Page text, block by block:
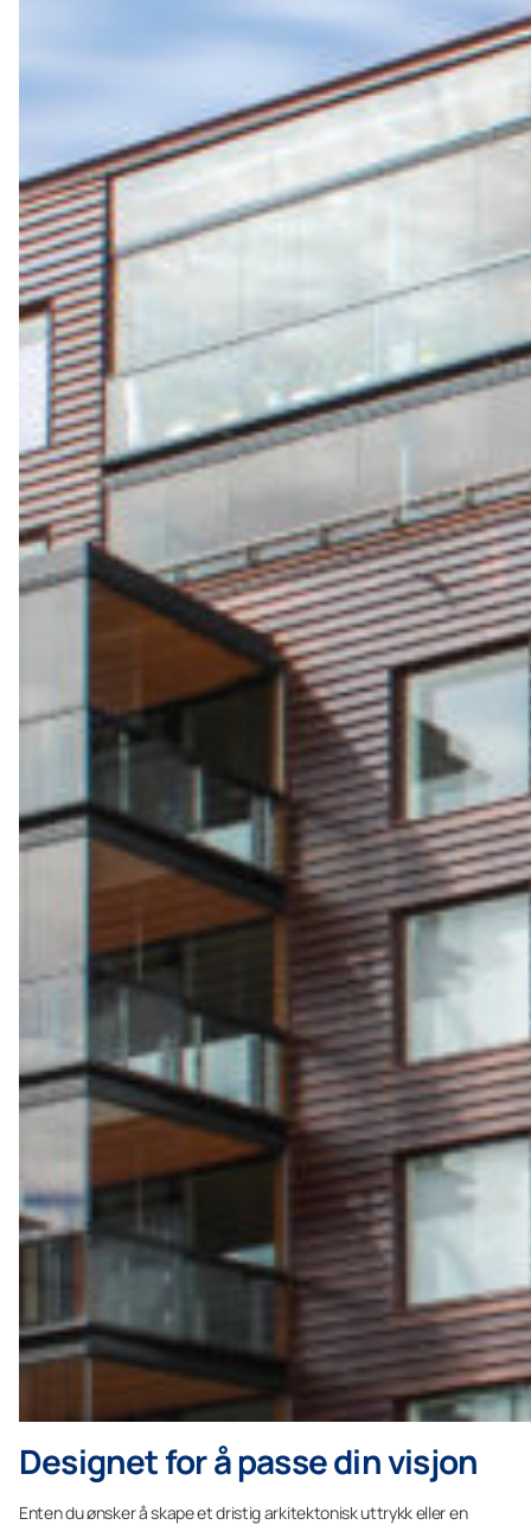
Designet for å passe din visjon
Enten du ønsker å skape et dristig arkitektonisk uttrykk eller en